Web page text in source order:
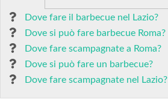
Dove fare il barbecue nel Lazio?
Dove si può fare barbecue Roma?
Dove fare scampagnate a Roma?
Dove si può fare un barbecue?
Dove fare scampagnate nel Lazio?